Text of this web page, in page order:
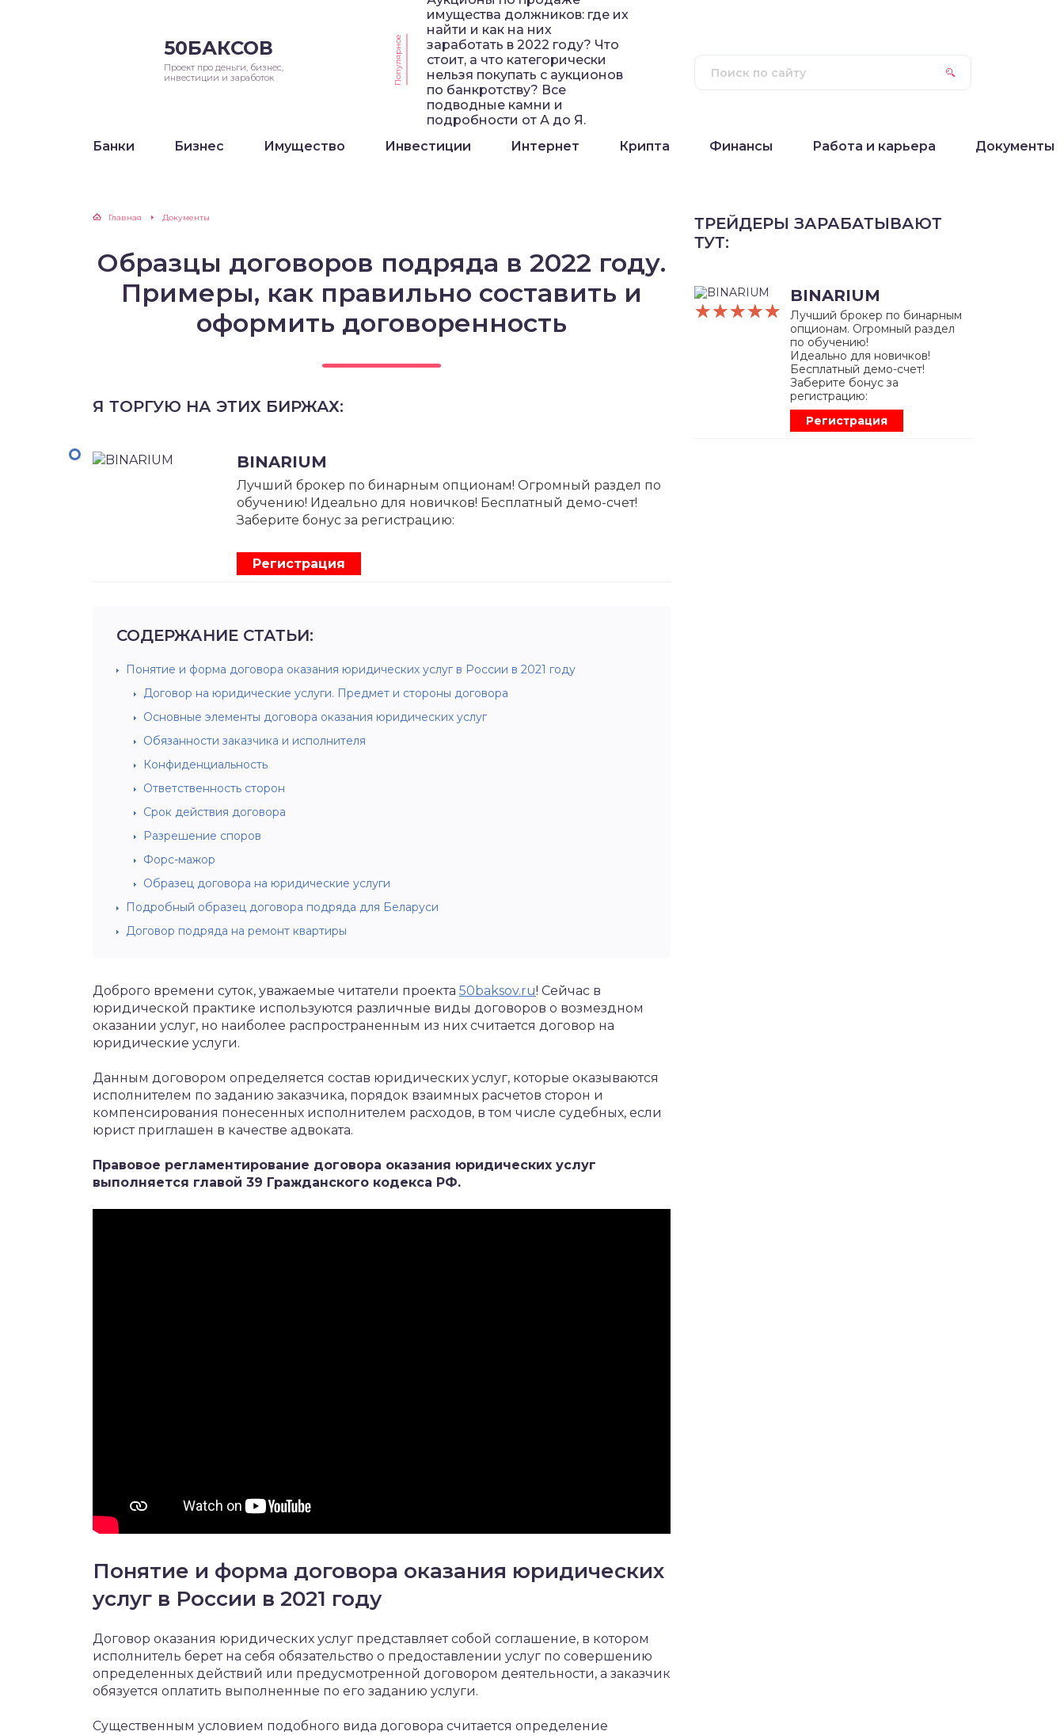
50БАКСОВ
Проект про деньги, бизнес,
инвестиции и заработок
Популярное
имущества должников: где их
найти и как на них
заработать в 2022 году? Что
стоит, а что категорически
нельзя покупать с аукционов
по банкротству? Все
подводные камни и
подробности от А до Я.
Банки
Бизнес Имущество Инвестиции Интернет Крипта Финансы Работа и карьера Документы
Главная Документы
Образцы договоров подряда в 2022 году.
Примеры, как правильно составить и
оформить договоренность
Я ТОРГУЮ НА ЭТИХ БИРЖАХ:
BINARIUM
Лучший брокер по бинарным опционам! Огромный раздел по
обучению! Идеально для новичков! Бесплатный демо-счет!
Заберите бонус за регистрацию:
Регистрация
СОДЕРЖАНИЕ СТАТЬИ:
Понятие и форма договора оказания юридических услуг в России в 2021 году
Договор на юридические услуги. Предмет и стороны договора
Основные элементы договора оказания юридических услуг
Обязанности заказчика и исполнителя
Конфиденциальность
Ответственность сторон
Срок действия договора
Разрешение споров
Форс-мажор
Образец договора на юридические услуги
Подробный образец договора подряда для Беларуси
Договор подряда на ремонт квартиры
Доброго времени суток, уважаемые читатели проекта 50baksov.ru! Сейчас в
юридической практике используются различные виды договоров о возмездном
оказании услуг, но наиболее распространенным из них считается договор на
юридические услуги.
Данным договором определяется состав юридических услуг, которые оказываются
исполнителем по заданию заказчика, порядок взаимных расчетов сторон и
компенсирования понесенных исполнителем расходов, в том числе судебных, если
юрист приглашен в качестве адвоката.
Правовое регламентирование договора оказания юридических услуг
выполняется главой 39 Гражданского кодекса РФ.
Понятие и форма договора оказания юридических
услуг в России в 2021 году
Договор оказания юридических услуг представляет собой соглашение, в котором
исполнитель берет на себя обязательство о предоставлении услуг по совершению
определенных действий или предусмотренной договором деятельности, а заказчик
обязуется оплатить выполненные по его заданию услуги.
Существенным условием подобного вида договора считается определение
ТРЕЙДЕРЫ ЗАРАБАТЫВАЮТ
ТУТ:
☆☆☆☆☆
★★★★★
BINARIUM
Лучший брокер по бинарным
опционам. Огромный раздел
по обучению!
Идеально для новичков!
Бесплатный демо-счет!
Заберите бонус за
регистрацию:
Регистрация